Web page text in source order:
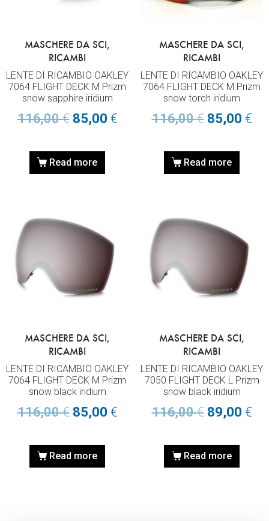
MASCHERE DA SCI,
RICAMBI
LENTE DI RICAMBIO OAKLEY
7064 FLIGHT DECK M Prizm
snow sapphire iridium
116,00€ 85,00 €
Read more
MASCHERE DA SCI,
RICAMBI
LENTE DI RICAMBIO OAKLEY
7064 FLIGHT DECK M Prizm
snow torch iridium
116,00€ 85,00 €
Read more
MASCHERE DA SCI,
RICAMBI
LENTE DI RICAMBIO OAKLEY
7064 FLIGHT DECK M Prizm
snow black iridium
116,00€ 85,00 €
Read more
MASCHERE DA SCI,
RICAMBI
LENTE DI RICAMBIO OAKLEY
7050 FLIGHT DECK L Prizm
snow black iridium
116,00€ 89,00 €
Read more